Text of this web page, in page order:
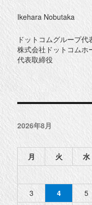
Ikehara Nobutaka
ドットコムグループ代
株式会社ドットコムホ
代表取締役
2026年8月
月 火 水
3
4 5